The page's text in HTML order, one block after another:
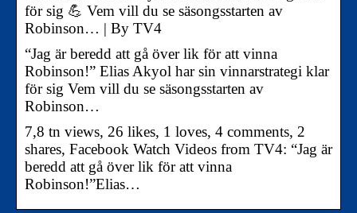
för sig 💪 Vem vill du se säsongsstarten av
Robinson… | By TV4
“Jag är beredd att gå över lik för att vinna
Robinson!” Elias Akyol har sin vinnarstrategi klar
för sig Vem vill du se säsongsstarten av
Robinson…
7,8 tn views, 26 likes, 1 loves, 4 comments, 2
shares, Facebook Watch Videos from TV4: “Jag är
beredd att gå över lik för att vinna
Robinson!”Elias…